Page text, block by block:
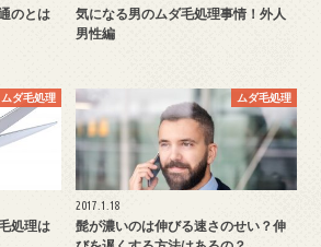
のとは
気になる男のムダ毛処理事情！外人
男性編
ムダ毛処理
処理は
ムダ毛処理
2017.1.18
髭が濃いのは伸びる速さのせい？伸